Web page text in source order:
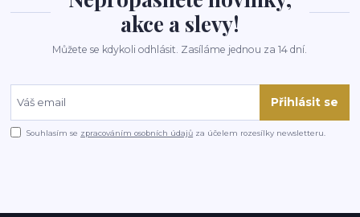
akce a slevy!
Můžete se kdykoli odhlásit. Zasíláme jednou za 14 dní.
Přihlásit se
Souhlasím se zpracováním osobních údajů za účelem rozesílky newsletteru.